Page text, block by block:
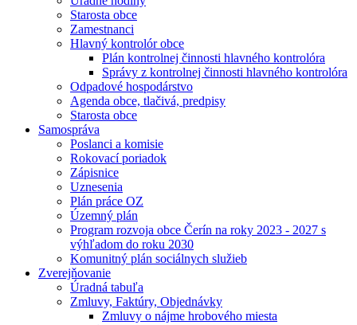
Starosta obce
Zamestnanci
Hlavný kontrolór obce
Plán kontrolnej činnosti hlavného kontrolóra
Správy z kontrolnej činnosti hlavného kontrolóra
Odpadové hospodárstvo
Agenda obce, tlačivá, predpisy
Starosta obce
Samospráva
Poslanci a komisie
Rokovací poriadok
Zápisnice
Uznesenia
Plán práce OZ
Územný plán
Program rozvoja obce Čerín na roky 2023 - 2027 s
výhľadom do roku 2030
Komunitný plán sociálnych služieb
Zverejňovanie
Úradná tabuľa
Zmluvy, Faktúry, Objednávky
Zmluvy o nájme hrobového miesta